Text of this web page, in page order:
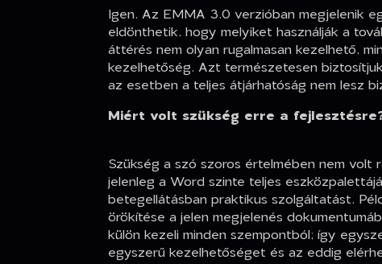
Igen. Az EMMA 3.0 verzióban megjelenik
eldönthetik, hogy melyiket használják a
áttérés nem olyan rugalmasan kezelhető,
kezelhetőség. Azt természetesen
az esetben a teljes átjárhatóság nem lesz
Miért volt szükség erre a
Szükség a szó szoros értelmében nem
jelenleg a Word szinte teljes
betegellátásban praktikus szolgáltatást.
örökítése a jelen megjelenés
külön kezeli minden szempontból; így
egyszerű kezelhetőséget és az eddig